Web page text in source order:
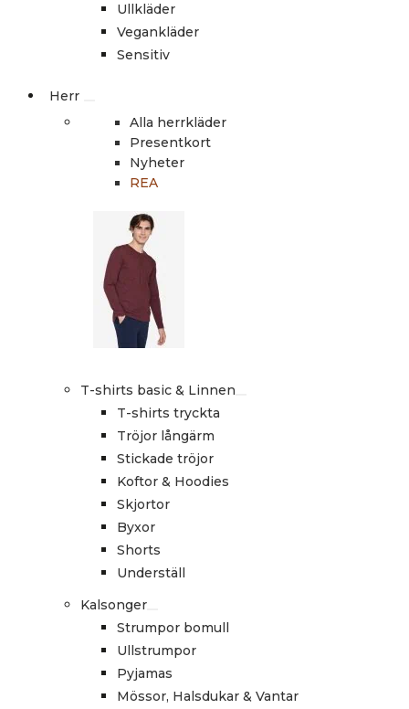
Ullkläder
Vegankläder
Sensitiv
Herr
Alla herrkläder
Presentkort
Nyheter
REA
T-shirts basic & Linnen
T-shirts tryckta
Tröjor långärm
Stickade tröjor
Koftor & Hoodies
Skjortor
Byxor
Shorts
Underställ
Kalsonger
Strumpor bomull
Ullstrumpor
Pyjamas
Mössor, Halsdukar & Vantar